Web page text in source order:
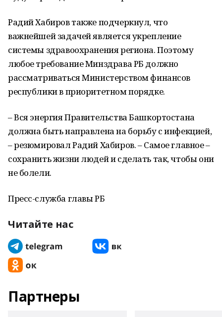
Радий Хабиров также подчеркнул, что
важнейшей задачей является укрепление
системы здравоохранения региона. Поэтому
любое требование Минздрава РБ должно
рассматриваться Министерством финансов
республики в приоритетном порядке.
– Вся энергия Правительства Башкортостана
должна быть направлена на борьбу с инфекцией,
– резюмировал Радий Хабиров. – Самое главное –
сохранить жизни людей и сделать так, чтобы они
не болели.
Пресс-служба главы РБ
Читайте нас
Партнеры